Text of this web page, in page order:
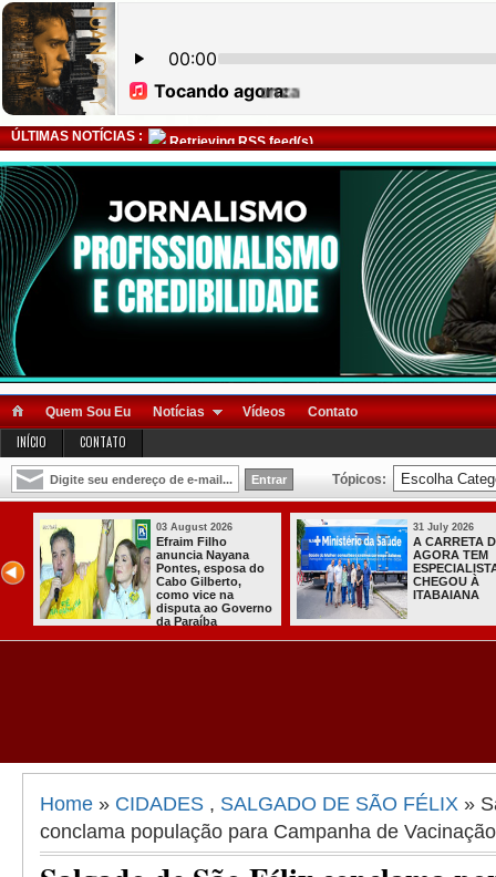
ÚLTIMAS NOTÍCIAS : Retrieving RSS feed(s)
Quem Sou Eu Notícias Vídeos Contato
INÍCIO CONTATO
Tópicos:
03 August 2026
Efraim Filho
anuncia Nayana
Pontes, esposa do
Cabo Gilberto,
como vice na
disputa ao Governo
da Paraíba
31 July 2026
A CARRETA
AGORA TEM
CHEGOU À
ITABAIANA
Home » CIDADES , SALGADO DE SÃO FÉLIX »
conclama população para Campanha de